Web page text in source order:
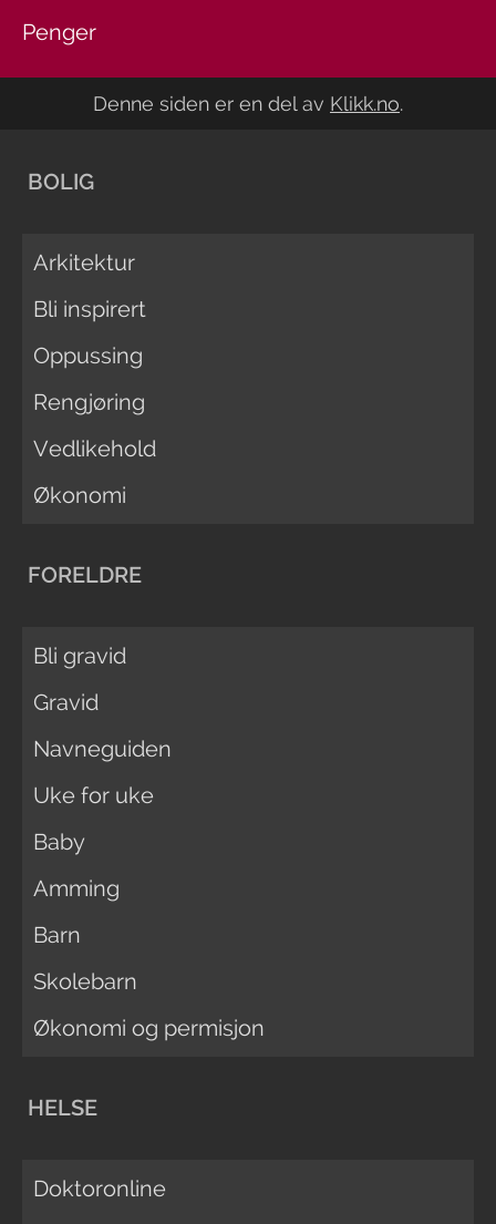
Penger
Denne siden er en del av Klikk.no.
BOLIG
Arkitektur
Bli inspirert
Oppussing
Rengjøring
Vedlikehold
Økonomi
FORELDRE
Bli gravid
Gravid
Navneguiden
Uke for uke
Baby
Amming
Barn
Skolebarn
Økonomi og permisjon
HELSE
Doktoronline